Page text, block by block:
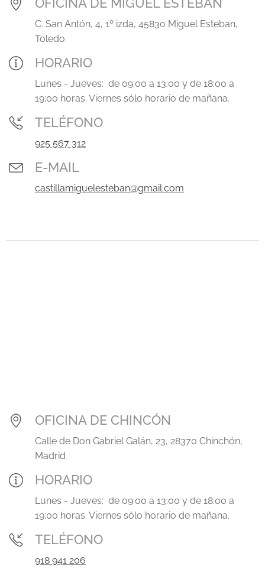
C. San Antón, 4, 1º izda, 45830 Miguel Esteban,
Toledo
HORARIO
Lunes - Jueves: de 09:00 a 13:00 y de 18:00 a
19:00 horas. Viernes sólo horario de mañana.
TELÉFONO
925 567 312
E-MAIL
castillamiguelesteban@gmail.com
OFICINA DE CHINCÓN
Calle de Don Gabriel Galán, 23, 28370 Chinchón,
Madrid
HORARIO
Lunes - Jueves: de 09:00 a 13:00 y de 18:00 a
19:00 horas. Viernes sólo horario de mañana.
TELÉFONO
918 941 206